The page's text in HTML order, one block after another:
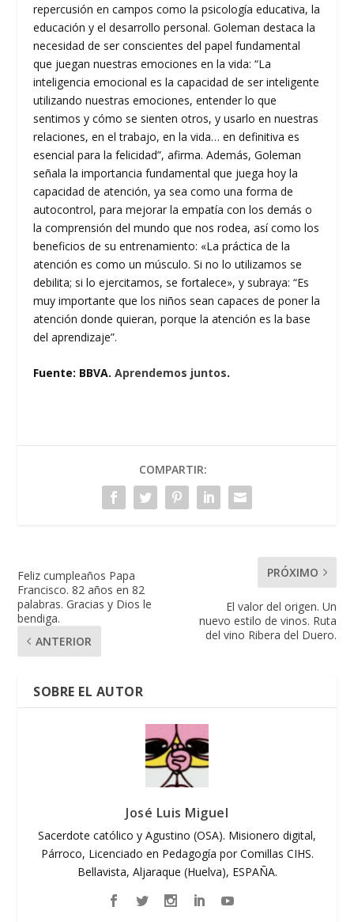
repercusión en campos como la psicología educativa, la
educación y el desarrollo personal. Goleman destaca la
necesidad de ser conscientes del papel fundamental
que juegan nuestras emociones en la vida: “La
inteligencia emocional es la capacidad de ser inteligente
utilizando nuestras emociones, entender lo que
sentimos y cómo se sienten otros, y usarlo en nuestras
relaciones, en el trabajo, en la vida… en definitiva es
esencial para la felicidad”, afirma. Además, Goleman
señala la importancia fundamental que juega hoy la
capacidad de atención, ya sea como una forma de
autocontrol, para mejorar la empatía con los demás o
la comprensión del mundo que nos rodea, así como los
beneficios de su entrenamiento: «La práctica de la
atención es como un músculo. Si no lo utilizamos se
debilita; si lo ejercitamos, se fortalece», y subraya: “Es
muy importante que los niños sean capaces de poner la
atención donde quieran, porque la atención es la base
del aprendizaje”.
Fuente: BBVA.Aprendemos juntos.
COMPARTIR:
Feliz cumpleaños Papa
Francisco. 82 años en 82
palabras. Gracias y Dios le
bendiga.
ANTERIOR
PRÓXIMO
El valor del origen. Un
nuevo estilo de vinos. Ruta
del vino Ribera del Duero.
SOBRE EL AUTOR
José Luis Miguel
Sacerdote católico y Agustino (OSA). Misionero digital,
Párroco, Licenciado en Pedagogía por Comillas CIHS.
Bellavista, Aljaraque (Huelva), ESPAÑA.